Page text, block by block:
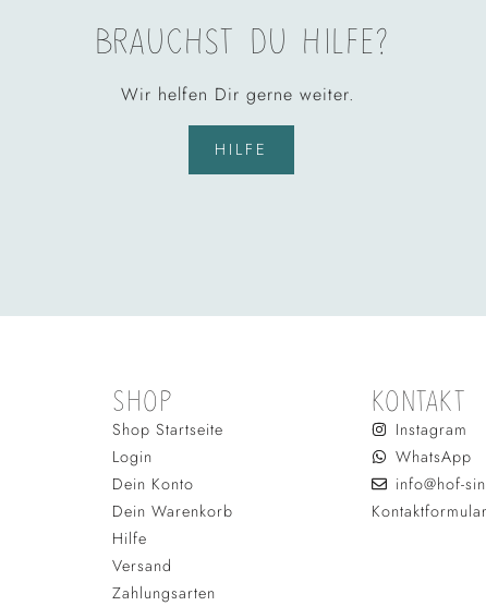
BRAUCHST DU HILFE?
Wir helfen Dir gerne weiter.
HILFE
SHOP
Shop Startseite
Login
Dein Konto
Dein Warenkorb
Hilfe
Versand
Zahlungsarten
KONTAKT
Instagram
WhatsApp
info@hof-
Kontaktformular